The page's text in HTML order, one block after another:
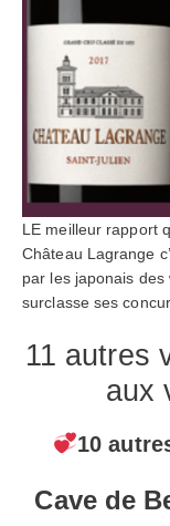
LE meilleur rapport
Château Lagrange
par les japonais
surclasse ses
11 autres
aux
10
Cave de